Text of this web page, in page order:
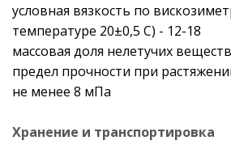
условная вязкость по
температуре 20±0,5 С) - 12-18
массовая доля нелетучих
предел прочности при
не менее 8 мПа
Хранение и транспортировка